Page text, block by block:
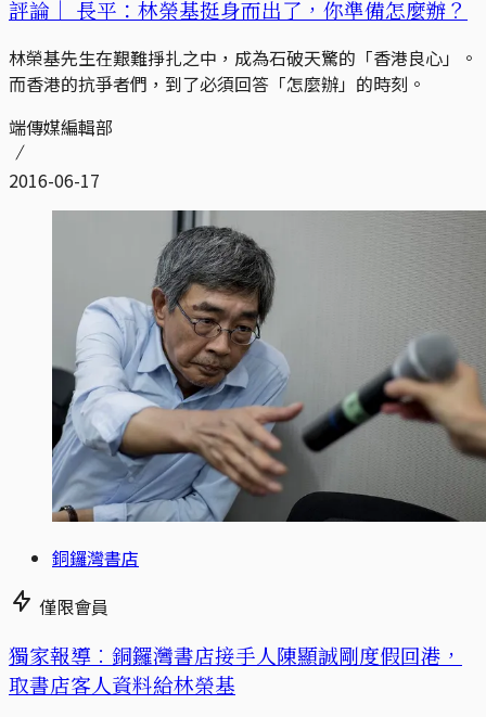
評論｜ 長平：林榮基挺身而出了，你準備怎麼辦？
林榮基先生在艱難掙扎之中，成為石破天驚的「香港良心」。
而香港的抗爭者們，到了必須回答「怎麼辦」的時刻。
端傳媒編輯部
2016-06-17
銅鑼灣書店
僅限會員
獨家報導︰銅鑼灣書店接手人陳顯誠剛度假回港，
取書店客人資料給林榮基